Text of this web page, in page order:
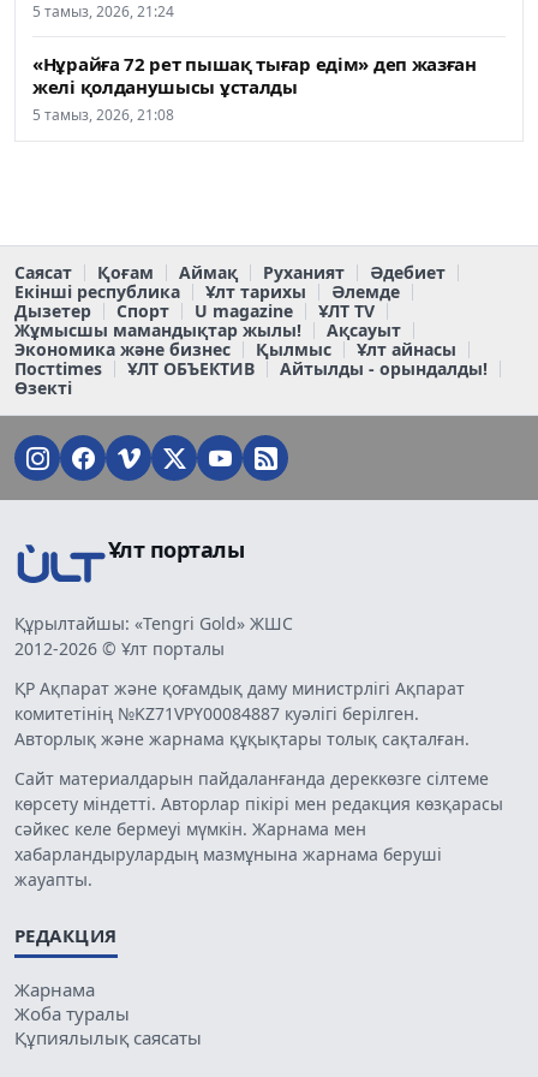
5 тамыз, 2026, 21:24
«Нұрайға 72 рет пышақ тығар едім» деп жазған
желі қолданушысы ұсталды
5 тамыз, 2026, 21:08
Саясат Қоғам Аймақ Руханият
Әдебиет
Екінші республика
Ұлт тарихы
Әлемде
Дызетер
Спорт U magazine
ҰЛТ TV
Жұмысшы мамандықтар жылы!
Ақсауыт
Экономика және бизнес
Қылмыс
Ұлт айнасы
Постtimes
ҰЛТ ОБЪЕКТИВ
Айтылды - орындалды!
Өзекті
Ұлт порталы
Құрылтайшы: «Tengri Gold» ЖШС
2012-2026 © Ұлт порталы
ҚР Ақпарат және қоғамдық даму министрлігі Ақпарат
комитетінің №KZ71VPY00084887 куәлігі берілген.
Авторлық және жарнама құқықтары толық сақталған.
Сайт материалдарын пайдаланғанда дереккөзге сілтеме
көрсету міндетті. Авторлар пікірі мен редакция көзқарасы
сәйкес келе бермеуі мүмкін. Жарнама мен
хабарландырулардың мазмұнына жарнама беруші
жауапты.
РЕДАКЦИЯ
Жарнама
Жоба туралы
Құпиялылық саясаты